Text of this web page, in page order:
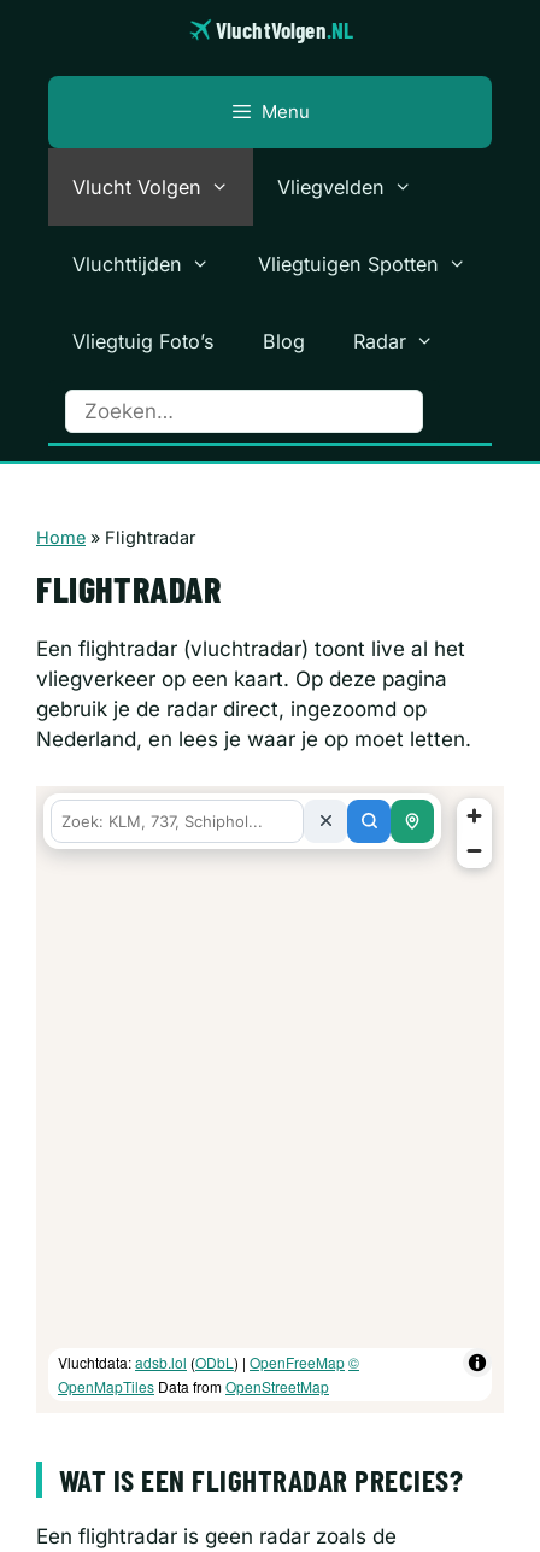
VluchtVolgen.NL
Menu
Vlucht Volgen Vliegvelden
Vluchttijden Vliegtuigen Spotten
Vliegtuig Foto’s Blog Radar
Home » Flightradar
FLIGHTRADAR
Een flightradar (vluchtradar) toont live al het
vliegverkeer op een kaart. Op deze pagina
gebruik je de radar direct, ingezoomd op
Nederland, en lees je waar je op moet letten.
Vluchtdata:adsb.lol (ODbL ) | OpenFreeMap©
OpenMapTiles Data fromOpenStreetMap
WAT IS EEN FLIGHTRADAR PRECIES?
Een flightradar is geen radar zoals de